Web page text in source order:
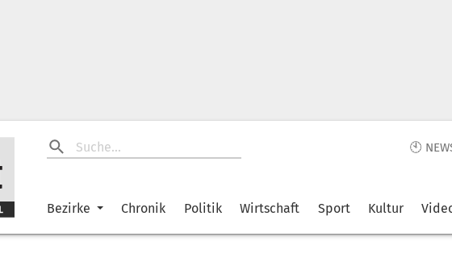
🕙
Bezirke Chronik Politik Wirtschaft Sport Kultur